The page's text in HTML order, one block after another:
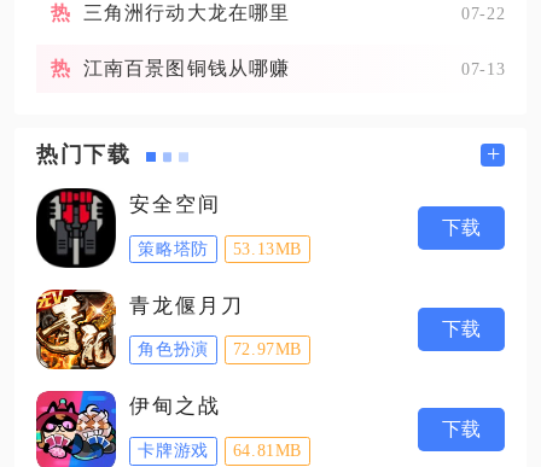
三角洲行动大龙在哪里 07-22
江南百景图铜钱从哪赚 07-13
热门下载 +
安全空间
策略塔防 53.13MB
下载
青龙偃月刀
角色扮演 72.97MB
下载
伊甸之战
卡牌游戏 64.81MB
下载